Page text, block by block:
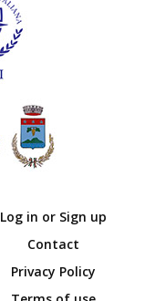
Log in or Sign up
Contact
Privacy Policy